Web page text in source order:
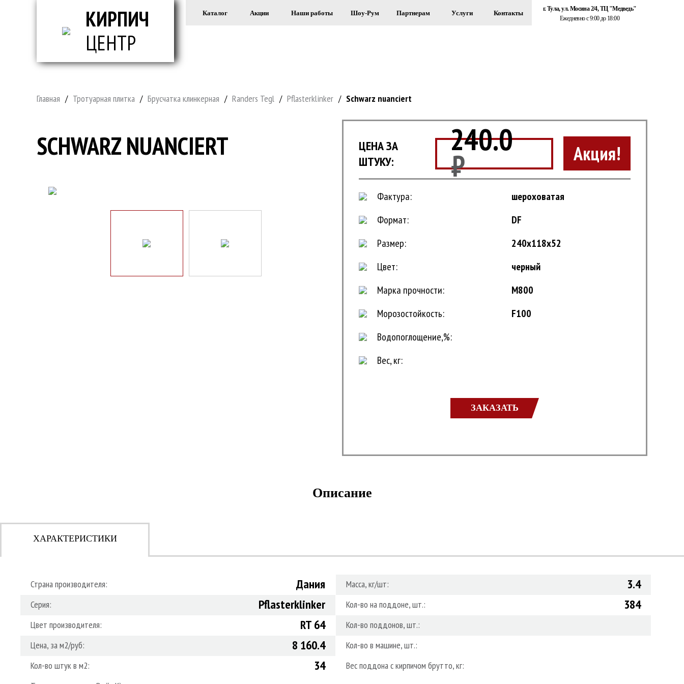
КИРПИЧ
ЦЕНТР
Каталог Акции Наши работы Шоу-Рум Партнерам Услуги Контакты
г. Тула, ул. Мосина 2/4, ТЦ "Медведь"
Ежедневно с 9:00 до 18:00
Главная / Тротуарная плитка / Брусчатка клинкерная / Randers Tegl / Pflasterklinker / Schwarz nuanciert
SCHWARZ NUANCIERT
ЦЕНА ЗА
ШТУКУ:
240.0
₽ Акция!
Фактура:
шероховатая
Формат:
DF
Размер:
240x118x52
Цвет:
черный
Марка прочности:
М800
Морозостойкость:
F100
Водопоглощение,%:
Вес, кг:
ЗАКАЗАТЬ
Описание
ХАРАКТЕРИСТИКИ
Страна производителя: Дания
Серия: Pflasterklinker
Цвет производителя: RT 64
Цена, за м2/руб: 8 160.4
Кол-во штук в м2: 34
Масса, кг/шт: 3.4
Кол-во на поддоне, шт.: 384
Кол-во поддонов, шт.:
Кол-во в машине, шт.:
Вес поддона с кирпичом брутто, кг: